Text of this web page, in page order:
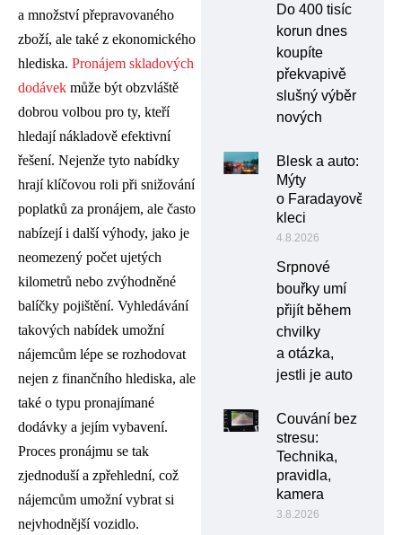
a množství přepravovaného
zboží, ale také z ekonomického
hlediska. Pronájem skladových
dodávek může být obzvláště
dobrou volbou pro ty, kteří
hledají nákladově efektivní
řešení. Nejenže tyto nabídky
hrají klíčovou roli při snižování
poplatků za pronájem, ale často
nabízejí i další výhody, jako je
neomezený počet ujetých
kilometrů nebo zvýhodněné
balíčky pojištění. Vyhledávání
takových nabídek umožní
nájemcům lépe se rozhodovat
nejen z finančního hlediska, ale
také o typu pronajímané
dodávky a jejím vybavení.
Proces pronájmu se tak
zjednoduší a zpřehlední, což
nájemcům umožní vybrat si
nejvhodnější vozidlo.
Do 400 tisíc
korun dnes
koupíte
překvapivě
slušný výběr
nových
Blesk a auto:
Mýty
o Faradayově
kleci
4.8.2026
Srpnové
bouřky umí
přijít během
chvilky
a otázka,
jestli je auto
Couvání bez
stresu:
Technika,
pravidla,
kamera
3.8.2026